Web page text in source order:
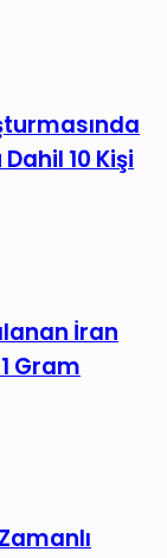
10 Kişi
İran
Gram